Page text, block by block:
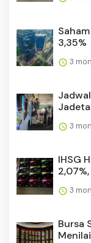
3,35%
3
3
IHSG
3
Bursa